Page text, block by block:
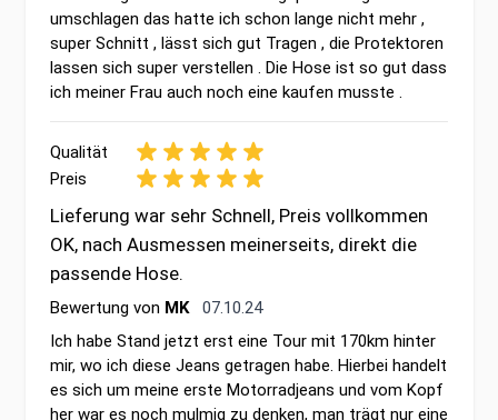
umschlagen das hatte ich schon lange nicht mehr ,
super Schnitt , lässt sich gut Tragen , die Protektoren
lassen sich super verstellen . Die Hose ist so gut dass
ich meiner Frau auch noch eine kaufen musste .
Qualität
Preis
Lieferung war sehr Schnell, Preis vollkommen
OK, nach Ausmessen meinerseits, direkt die
passende Hose.
Bewertung von MK 7. Oktober 2024
07.10.24
Ich habe Stand jetzt erst eine Tour mit 170km hinter
mir, wo ich diese Jeans getragen habe. Hierbei handelt
es sich um meine erste Motorradjeans und vom Kopf
her war es noch mulmig zu denken, man trägt nur eine